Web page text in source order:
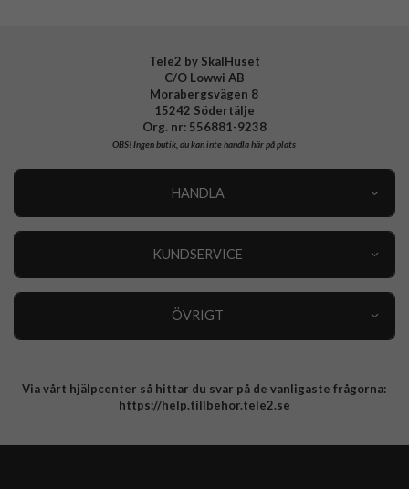
Tele2 by SkalHuset
C/O Lowwi AB
Morabergsvägen 8
15242 Södertälje
Org. nr: 556881-9238
OBS!Ingen butik, du kan inte handla här på plats
HANDLA
KUNDSERVICE
ÖVRIGT
Integritetspolicy
Via vårt hjälpcenter så hittar du svar på de vanligaste frågorna:
https://help.tillbehor.tele2.se